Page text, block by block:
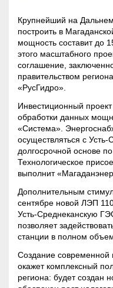
Крупнейший на
построить в
мощность составит до
этого масштабного
соглашение,
правительством
«РусГидро».
Инвестиционный
обработки данных
«Система».
осуществляться с
долгосрочной основе
Технологическое
выполнит
Дополнительным
сентябре новой ЛЭП
Усть-Среднеканскую
позволяет
станции в полном
Создание
окажет комплексный
региона: будет создан